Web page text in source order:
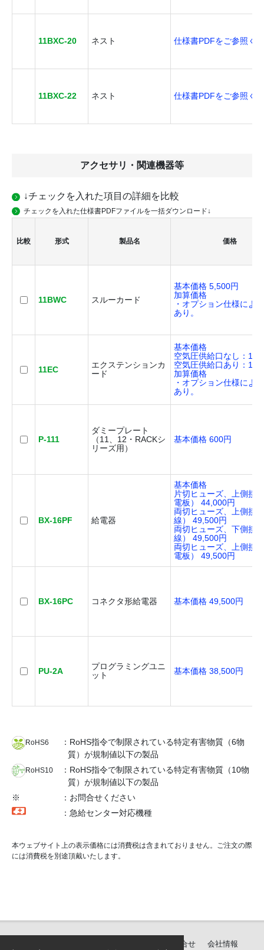
11BXC-20 ネスト 仕様書PDFをご参照く
11BXC-22 ネスト 仕様書PDFをご参照く
アクセサリ・関連機器等
↓チェックを入れた項目の詳細を比較
チェックを入れた仕様書PDFファイルを一括ダウンロード↓
比較 形式 製品名 価格
11BWC スルーカード
基本価格 5,500円
加算価格
・オプション仕様によ
あり。
11EC
エクステンションカ
ード
基本価格
空気圧供給口なし：
空気圧供給口あり：
加算価格
・オプション仕様によ
あり。
P-111
ダミープレート
（11、12・RACKシ
リーズ用）
基本価格 600円
BX-16PF 給電器
基本価格
片切ヒューズ、上側接
電板） 44,000円
両切ヒューズ、上側接
線） 49,500円
両切ヒューズ、下側接
線） 49,500円
両切ヒューズ、上側接
電板） 49,500円
BX-16PC コネクタ形給電器 基本価格 49,500円
PU-2A
プログラミングユニ
ット
基本価格 38,500円
RoHS6
：RoHS指令で制限されている特定有害物質（6物
質）が規制値以下の製品
RoHS10
：RoHS指令で制限されている特定有害物質（10物
質）が規制値以下の製品
※
：お問合せください
：急給センター対応機種
本ウェブサイト上の表示価格には消費税は含まれておりません。ご注文の際
には消費税を別途頂戴いたします。
サポート・お問合せ 会社情報